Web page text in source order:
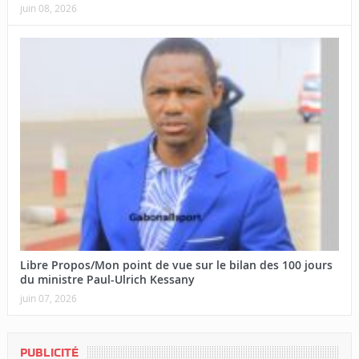
juin 08, 2026
Libre Propos/Mon point de vue sur le bilan des 100 jours
du ministre Paul-Ulrich Kessany
juin 07, 2026
PUBLICITÉ